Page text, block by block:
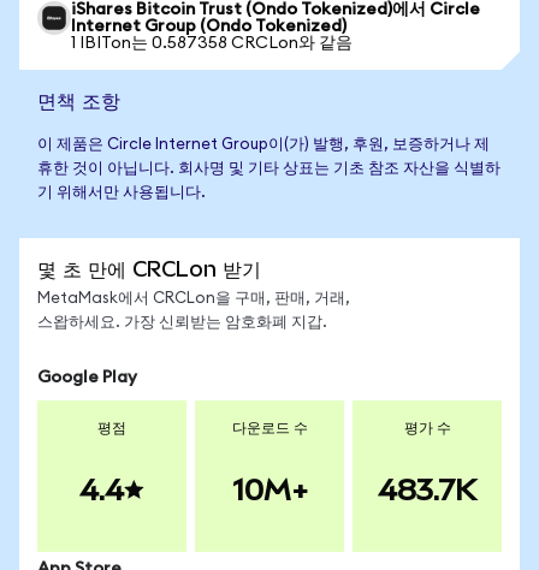
iShares Bitcoin Trust (Ondo Tokenized)에서 Circle
Internet Group (Ondo Tokenized)
1 IBITon는 0.587358 CRCLon와 같음
면책 조항
이 제품은 Circle Internet Group이(가) 발행, 후원, 보증하거나 제
휴한 것이 아닙니다. 회사명 및 기타 상표는 기초 참조 자산을 식별하
기 위해서만 사용됩니다.
몇 초 만에 CRCLon 받기
MetaMask에서 CRCLon을 구매, 판매, 거래,
스왑하세요. 가장 신뢰받는 암호화폐 지갑.
Google Play
평점
4.4
다운로드 수
10M+
평가 수
483.7K